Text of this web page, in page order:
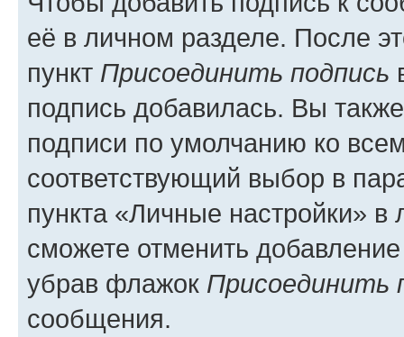
её в личном разделе. После
пункт Присоединить подпись
подпись добавилась. Вы
подписи по умолчанию ко
соответствующий выбор в
пункта «Личные настройки»
сможете отменить
убрав флажок Присоединить
сообщения.